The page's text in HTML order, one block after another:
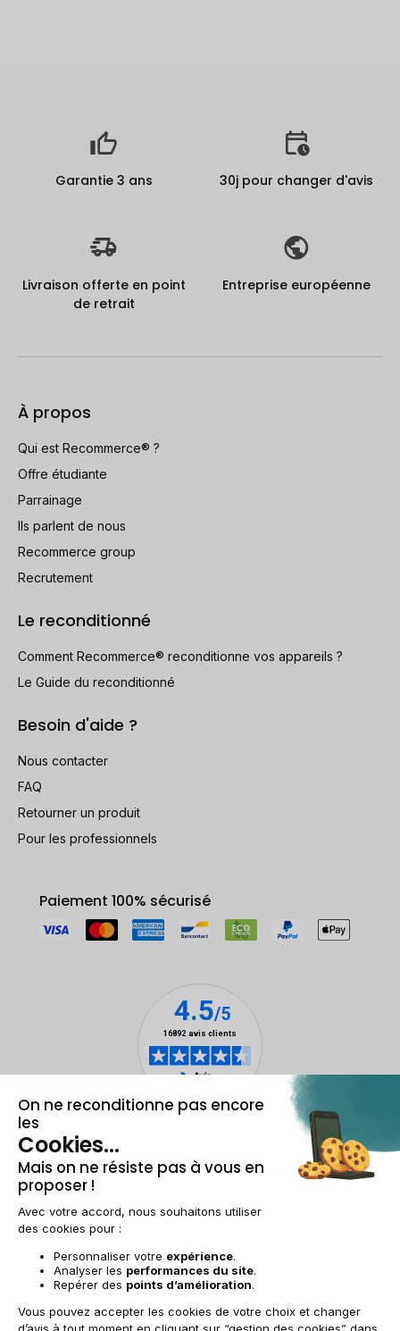
Garantie 3 ans 30j pour changer d'avis
Livraison offerte en point
de retrait
Entreprise européenne
À propos
Qui est Recommerce® ?
Offre étudiante
Parrainage
Ils parlent de nous
Recommerce group
Recrutement
Le reconditionné
Comment Recommerce® reconditionne vos appareils ?
Le Guide du reconditionné
Besoin d'aide ?
Nous contacter
FAQ
Retourner un produit
Pour les professionnels
Paiement 100% sécurisé
Mentions légales & CGU
Conditions générales de venteDonnées personnelles
AccessibilitéPlan du site
BE-FR | €